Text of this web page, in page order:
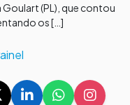
Goulart (PL), que contou
os […]